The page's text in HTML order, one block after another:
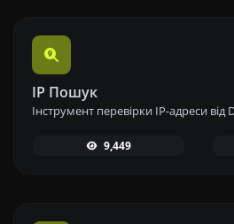
IP Пошук
9,449